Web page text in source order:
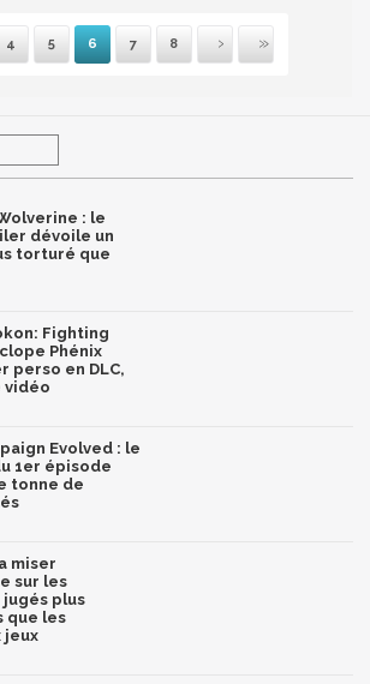
Précédente
4 5 6 7 8
Suivante
Dernière
: le
dévoile un
torturé que
Fighting
Phénix
perso en DLC,
vidéo
Evolved : le
1er épisode
tonne de
miser
sur les
jugés plus
que les
jeux